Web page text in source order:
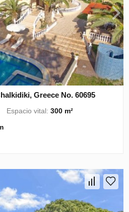
Greece No. 60695
Espacio vital:300 m²